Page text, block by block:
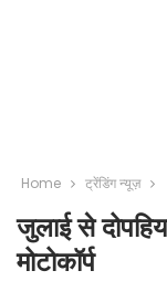
Home ट्रेंडिंग न्यूज़
जुलाई से
मोटोकॉर्प